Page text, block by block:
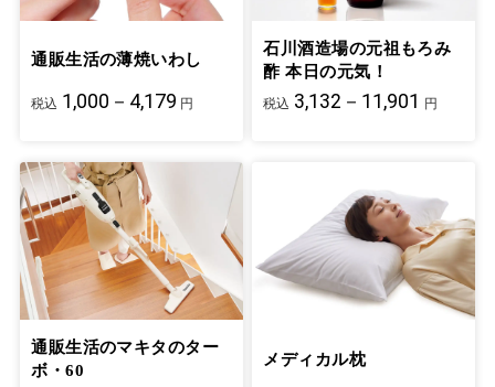
通販生活の薄焼いわし
税込 1,000－4,179 円
石川酒造場の元祖もろみ
酢 本日の元気！
税込 3,132－11,901 円
通販生活のマキタのター
ボ・60
メディカル枕